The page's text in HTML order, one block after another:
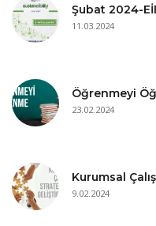
Şubat 2024-
11.03.2024
Öğrenmeyi
23.02.2024
Kurumsal
9.02.2024